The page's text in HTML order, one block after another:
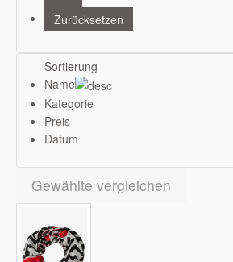
Sortierung
Name
Kategorie
Preis
Datum
Gewählte vergleichen